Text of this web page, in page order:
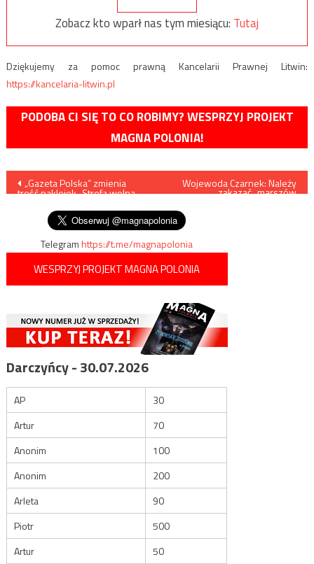
Zobacz kto wparł nas tym miesiącu: Tutaj
Dziękujemy za pomoc prawną Kancelarii Prawnej Litwin:
https://kancelaria-litwin.pl
PODOBA CI SIĘ TO CO ROBIMY? WESPRZYJ PROJEKT
MAGNA POLONIA!
Nawigacja
wpisu
„Gazeta Polska” zmienia
treść naklejek „Strefa wolna
Wojewoda Czarnek: Należy
zakazać „marszów
Telegramhttps://t.me/magnapolonia
WESPRZYJ PROJEKT MAGNA POLONIA
Darczyńcy - 30.07.2026
AP
30
Artur
70
Anonim
100
Anonim
200
Arleta
90
Piotr
500
Artur
50